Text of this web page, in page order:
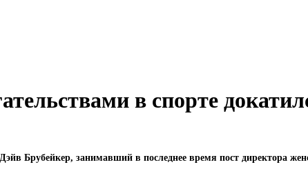
в спорте
Брубейкер, занимавший в последнее время пост директора